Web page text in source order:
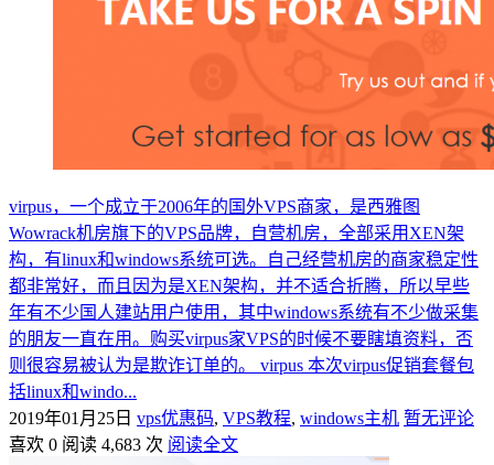
virpus，一个成立于2006年的国外VPS商家，是西雅图
Wowrack机房旗下的VPS品牌，自营机房，全部采用XEN架
构，有linux和windows系统可选。自己经营机房的商家稳定性
都非常好，而且因为是XEN架构，并不适合折腾，所以早些
年有不少国人建站用户使用，其中windows系统有不少做采集
的朋友一直在用。购买virpus家VPS的时候不要瞎填资料，否
则很容易被认为是欺诈订单的。 virpus 本次virpus促销套餐包
括linux和windo...
2019年01月25日 vps优惠码, VPS教程, windows主机 暂无评论
喜欢 0 阅读 4,683 次 阅读全文